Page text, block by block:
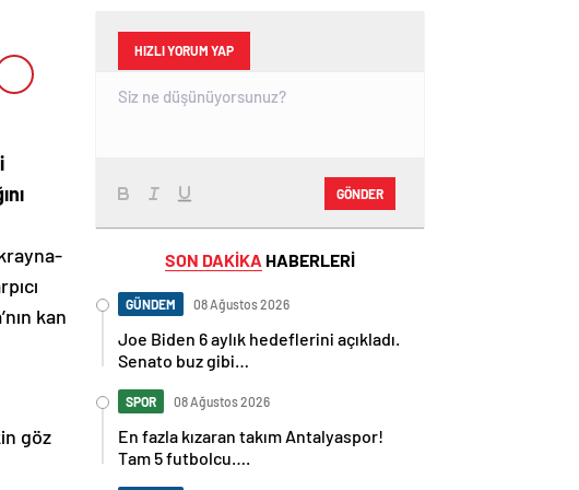
kan
göz
HIZLI YORUM YAP
GÖNDER
SON DAKİKA HABERLERİ
GÜNDEM 08 Ağustos 2026
Joe Biden 6 aylık hedeflerini açıkladı.
Senato buz gibi…
SPOR 08 Ağustos 2026
En fazla kızaran takım Antalyaspor!
Tam 5 futbolcu….